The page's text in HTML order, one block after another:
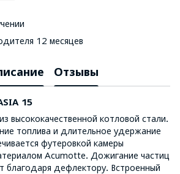
12 месяцев
Отзывы
15
высококачественной котловой стали.
топлива и длительное удержание
футеровкой камеры
Acumotte. Дожигание частиц
благодаря дефлектору. Встроенный